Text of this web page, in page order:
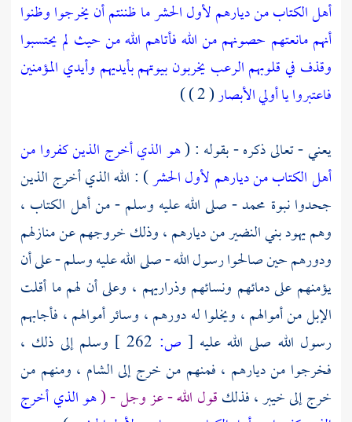
أهل الكتاب من ديارهم لأول الحشر ما ظننتم أن يخرجوا وظنوا
أنهم مانعتهم حصونهم من الله فأتاهم الله من حيث لم يحتسبوا
وقذف في قلوبهم الرعب يخربون بيوتهم بأيديهم وأيدي المؤمنين
فاعتبروا يا أولي الأبصار( 2 ) )
يعني - تعالى ذكره - بقوله : (هو الذي أخرج الذين كفروا من
أهل الكتاب من ديارهم لأول الحشر) : الله الذي أخرج الذين
جحدوا نبوة محمد- صلى الله عليه وسلم - من أهل الكتاب ،
وهم يهودبني النضيرمن ديارهم ، وذلك خروجهم عن منازلهم
ودورهم حين صالحوا رسول الله - صلى الله عليه وسلم - على أن
يؤمنهم على دمائهم ونسائهم وذراريهم ، وعلى أن لهم ما أقلت
الإبل من أموالهم ، ويخلوا له دورهم ، وسائر أموالهم ، فأجابهم
رسول الله صلى الله عليه [ ص:
وسلم إلى ذلك ،
فخرجوا من ديارهم ، فمنهم من خرج إلى الشام ، ومنهم من
خرج إلى خيبر ، فذلكقول الله - عز وجل - (هو الذي أخرج